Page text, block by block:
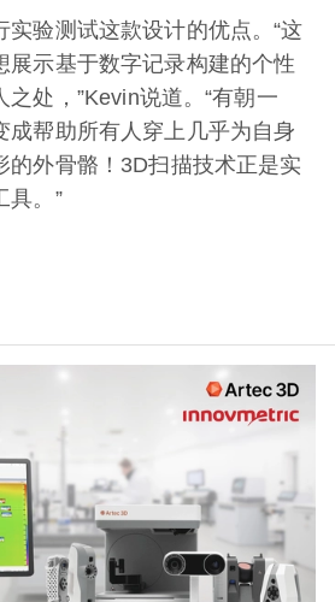
实验测试这款设计的优点。“这
展示基于数字记录构建的个性
处，”Kevin说道。“有朝一
成帮助所有人穿上几乎为自身
的外骨骼！3D扫描技术正是实
具。”